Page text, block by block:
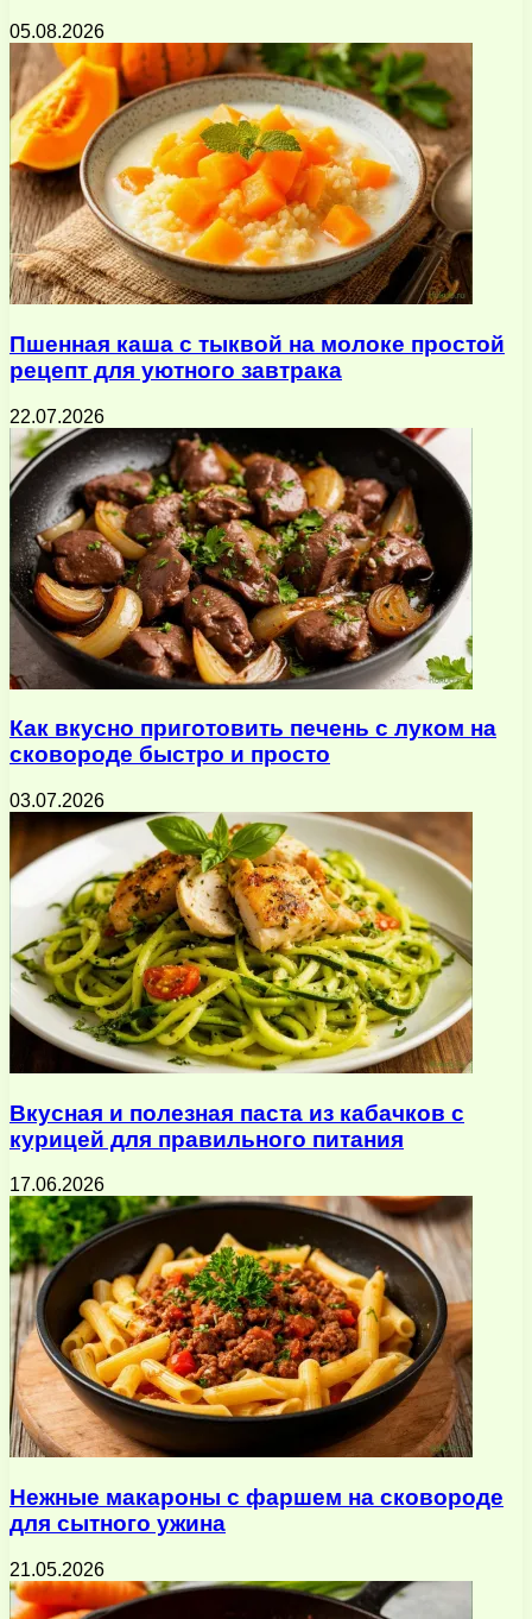
05.08.2026
Пшенная каша с тыквой на молоке простой
рецепт для уютного завтрака
22.07.2026
Как вкусно приготовить печень с луком на
сковороде быстро и просто
03.07.2026
Вкусная и полезная паста из кабачков с
курицей для правильного питания
17.06.2026
Нежные макароны с фаршем на сковороде
для сытного ужина
21.05.2026